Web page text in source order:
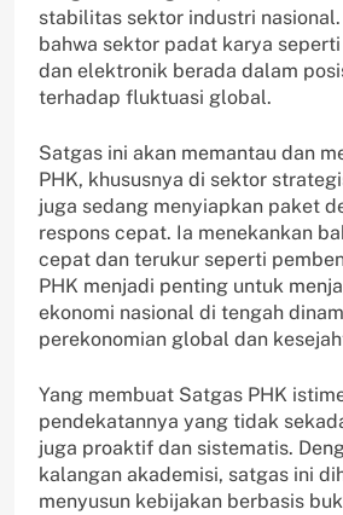
stabilitas sektor industri
bahwa sektor padat karya
dan elektronik berada dalam
terhadap fluktuasi global.
Satgas ini akan memantau dan
PHK, khususnya di sektor
juga sedang menyiapkan paket
respons cepat. Ia menekankan
cepat dan terukur seperti
PHK menjadi penting untuk
ekonomi nasional di tengah
perekonomian global dan
Yang membuat Satgas PHK
pendekatannya yang tidak
juga proaktif dan sistematis.
kalangan akademisi, satgas ini
menyusun kebijakan berbasis